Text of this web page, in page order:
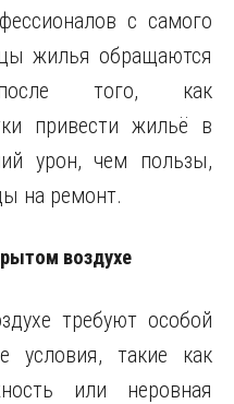
с самого
жилья обращаются
того, как
привести жильё в
урон, чем пользы,
на ремонт.
воздухе
требуют особой
условия, такие как
или неровная